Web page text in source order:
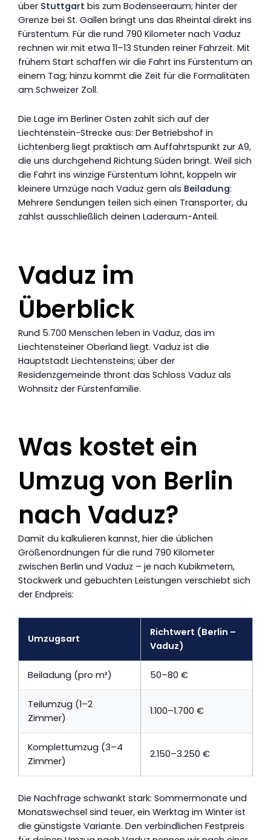
über Stuttgart bis zum Bodenseeraum; hinter der
Grenze bei St. Gallen bringt uns das Rheintal direkt ins
Fürstentum. Für die rund 790 Kilometer nach Vaduz
rechnen wir mit etwa 11–13 Stunden reiner Fahrzeit. Mit
frühem Start schaffen wir die Fahrt ins Fürstentum an
einem Tag; hinzu kommt die Zeit für die Formalitäten
am Schweizer Zoll.
Die Lage im Berliner Osten zahlt sich auf der
Liechtenstein-Strecke aus: Der Betriebshof in
Lichtenberg liegt praktisch am Auffahrtspunkt zur A9,
die uns durchgehend Richtung Süden bringt. Weil sich
die Fahrt ins winzige Fürstentum lohnt, koppeln wir
kleinere Umzüge nach Vaduz gern als Beiladung:
Mehrere Sendungen teilen sich einen Transporter, du
zahlst ausschließlich deinen Laderaum-Anteil.
Vaduz im
Überblick
Rund 5.700 Menschen leben in Vaduz, das im
Liechtensteiner Oberland liegt. Vaduz ist die
Hauptstadt Liechtensteins; über der
Residenzgemeinde thront das Schloss Vaduz als
Wohnsitz der Fürstenfamilie.
Was kostet ein
Umzug von Berlin
nach Vaduz?
Damit du kalkulieren kannst, hier die üblichen
Größenordnungen für die rund 790 Kilometer
zwischen Berlin und Vaduz – je nach Kubikmetern,
Stockwerk und gebuchten Leistungen verschiebt sich
der Endpreis:
Umzugsart
Richtwert (Berlin –
Vaduz)
Beiladung (pro m³) 50–80 €
Teilumzug (1–2
Zimmer)
1.100–1.700 €
Komplettumzug (3–4
Zimmer)
2.150–3.250 €
Die Nachfrage schwankt stark: Sommermonate und
Monatswechsel sind teuer, ein Werktag im Winter ist
die günstigste Variante. Den verbindlichen Festpreis